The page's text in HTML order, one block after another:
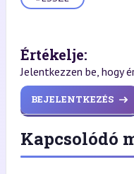
Értékelje:
Jelentkezzen be, hogy
BEJELENTKEZÉS
Kapcsolódó